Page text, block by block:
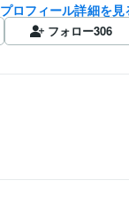
プロフィール詳細を見
フォロー306